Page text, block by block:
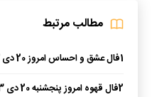
مطالب مرتبط
1فال عشق و احساس امروز 20 دی 1403 برای متولدین هر ماه!
2فال قهوه امروز پنجشنبه 20 دی 1403 + تعبیر